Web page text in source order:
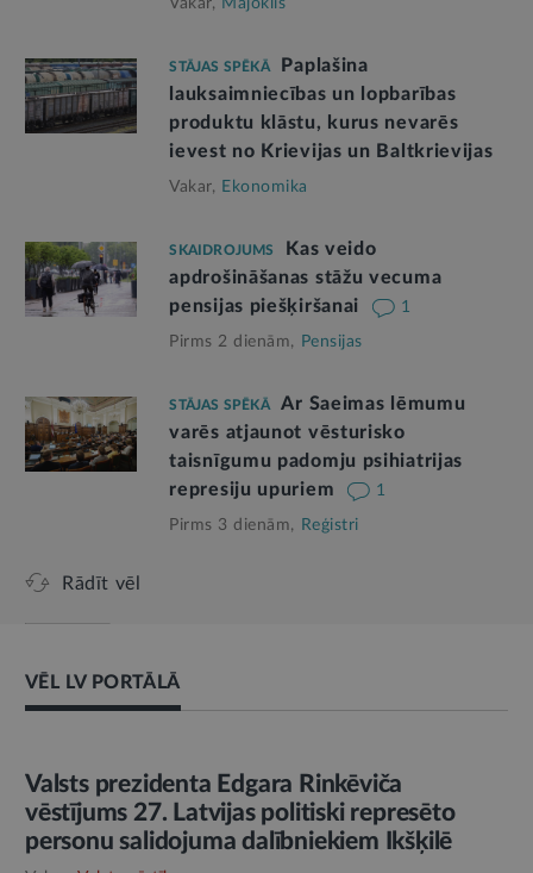
Vakar, Mājoklis
STĀJAS SPĒKĀ
Paplašina
lauksaimniecības un lopbarības
produktu klāstu, kurus nevarēs
ievest no Krievijas un Baltkrievijas
Vakar, Ekonomika
SKAIDROJUMS
Kas veido
apdrošināšanas stāžu vecuma
pensijas piešķiršanai
1
Pirms 2 dienām, Pensijas
STĀJAS SPĒKĀ
Ar Saeimas lēmumu
varēs atjaunot vēsturisko
taisnīgumu padomju psihiatrijas
represiju upuriem
1
Pirms 3 dienām, Reģistri
Rādīt vēl
VĒL LV PORTĀLĀ
AMATPERSONAS RUNA
Valsts prezidenta Edgara Rinkēviča
vēstījums 27. Latvijas politiski represēto
personu salidojuma dalībniekiem Ikšķilē